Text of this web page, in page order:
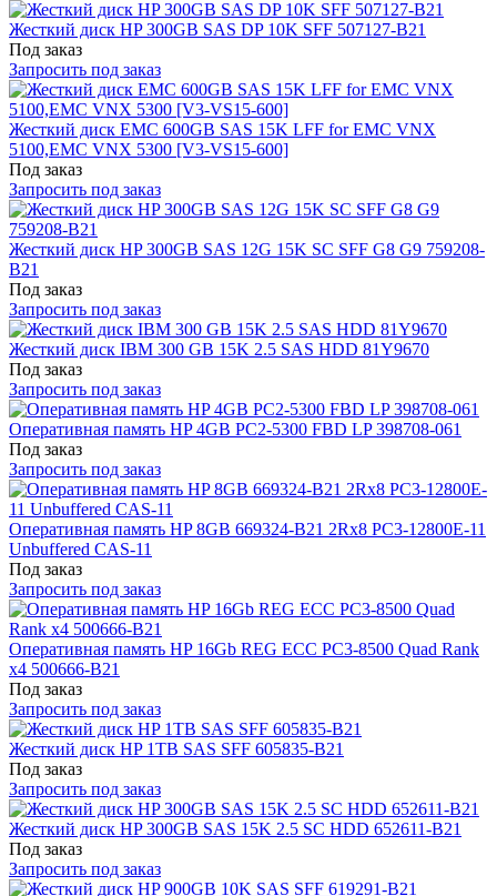
Жесткий диск HP 300GB SAS DP 10K SFF 507127-B21
Под заказ
Запросить под заказ
Жесткий диск EMC 600GB SAS 15K LFF for EMC VNX
5100,EMC VNX 5300 [V3-VS15-600]
Под заказ
Запросить под заказ
Жесткий диск HP 300GB SAS 12G 15K SC SFF G8 G9 759208-
B21
Под заказ
Запросить под заказ
Жесткий диск IBM 300 GB 15K 2.5 SAS HDD 81Y9670
Под заказ
Запросить под заказ
Оперативная память HP 4GB PC2-5300 FBD LP 398708-061
Под заказ
Запросить под заказ
Оперативная память HP 8GB 669324-B21 2Rx8 PC3-12800E-11
Unbuffered CAS-11
Под заказ
Запросить под заказ
Оперативная память HP 16Gb REG ECC PC3-8500 Quad Rank
x4 500666-B21
Под заказ
Запросить под заказ
Жесткий диск HP 1TB SAS SFF 605835-B21
Под заказ
Запросить под заказ
Жесткий диск HP 300GB SAS 15K 2.5 SC HDD 652611-B21
Под заказ
Запросить под заказ